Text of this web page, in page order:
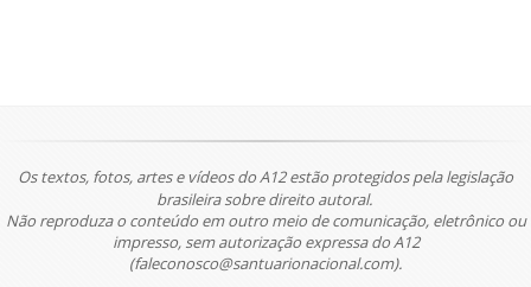
Os textos, fotos, artes e vídeos do A12 estão protegidos pela legislação
brasileira sobre direito autoral.
Não reproduza o conteúdo em outro meio de comunicação, eletrônico ou
impresso, sem autorização expressa do A12
(faleconosco@santuarionacional.com).